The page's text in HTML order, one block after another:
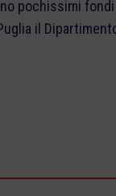
pochissimi
il